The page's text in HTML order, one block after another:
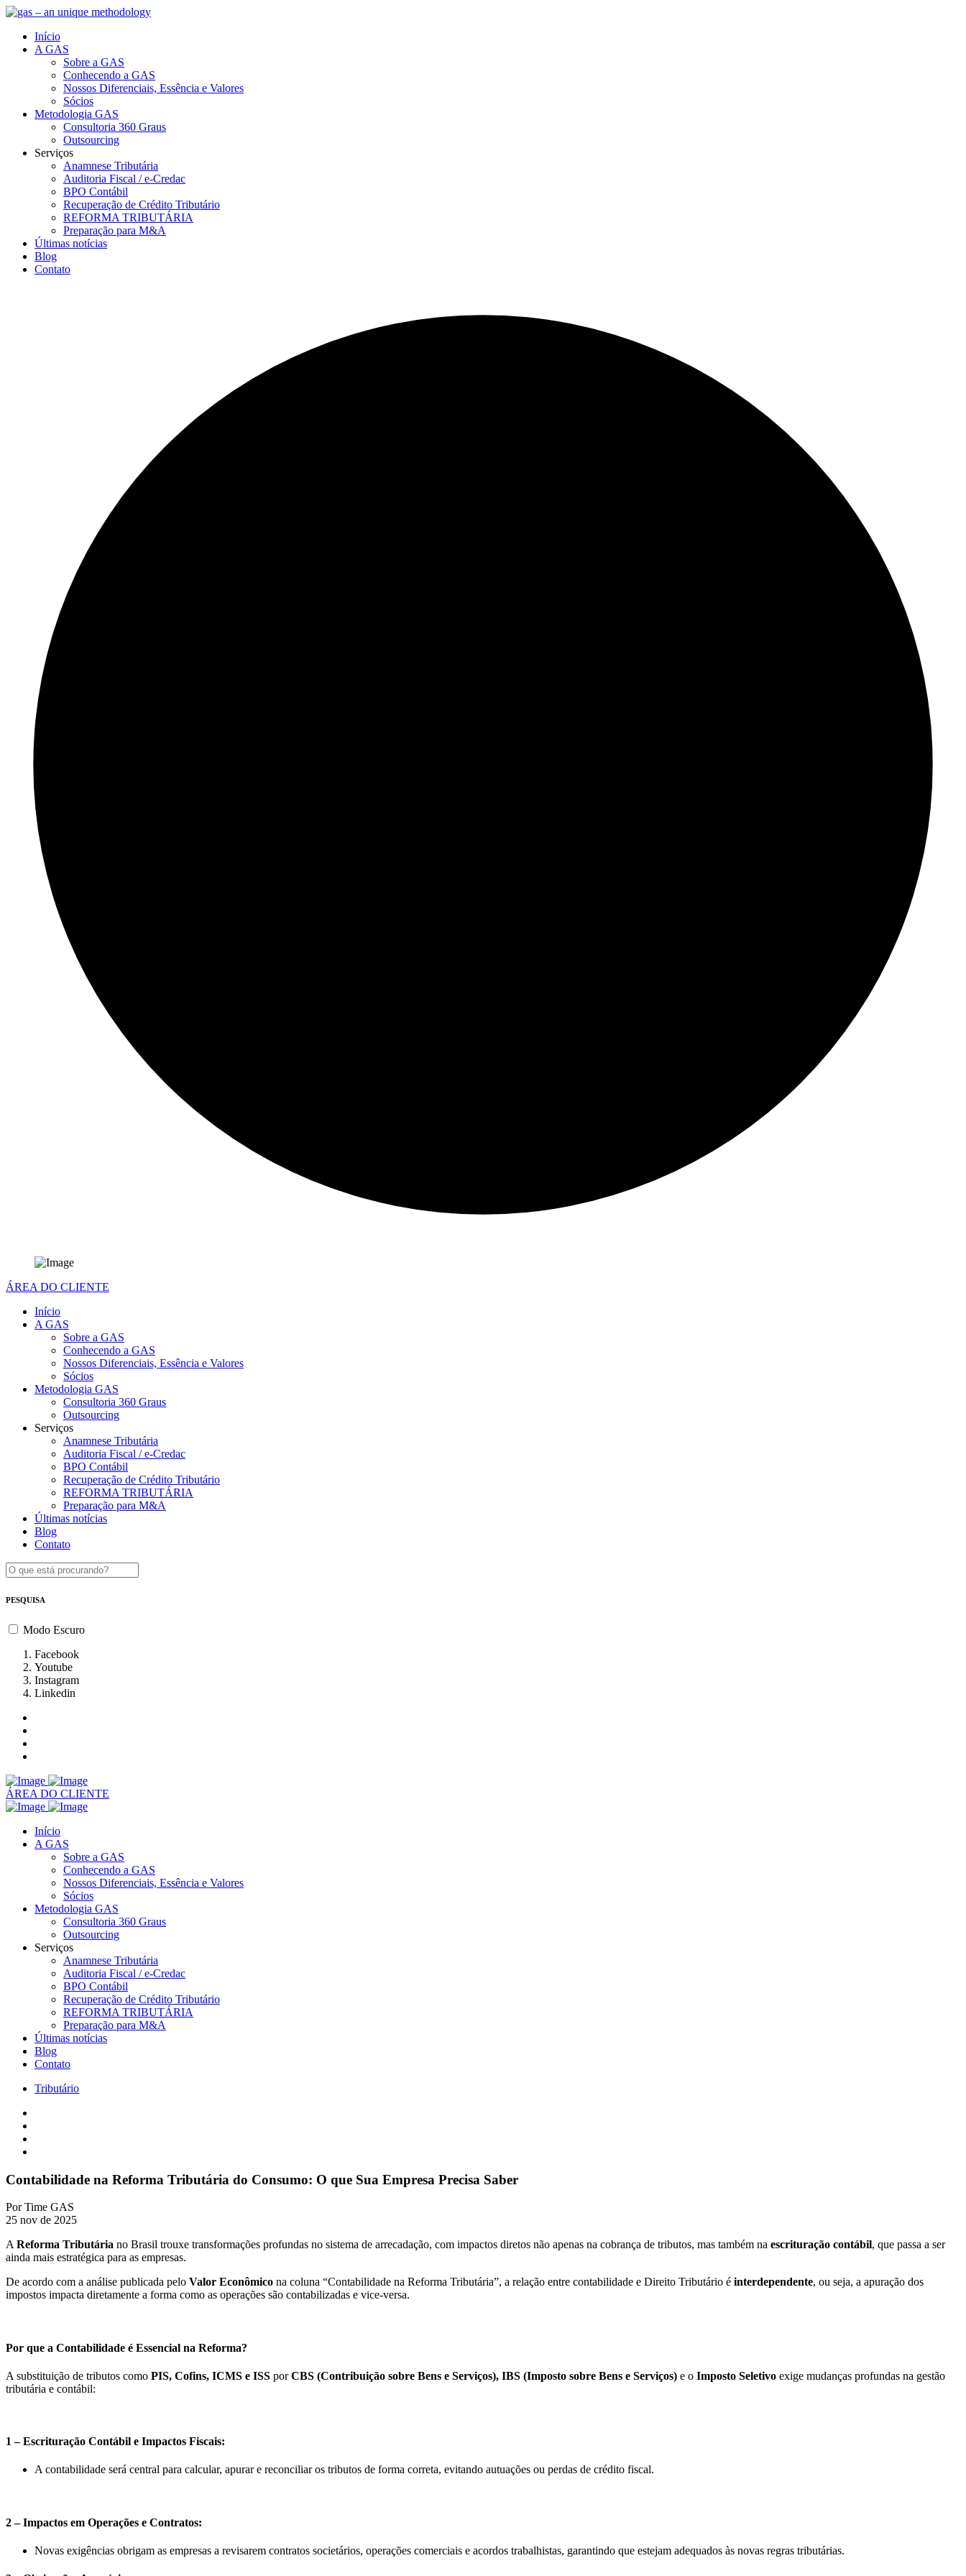
Início
A GAS
Sobre a GAS
Conhecendo a GAS
Nossos Diferenciais, Essência e Valores
Sócios
Metodologia GAS
Consultoria 360 Graus
Outsourcing
Serviços
Anamnese Tributária
Auditoria Fiscal / e-Credac
BPO Contábil
Recuperação de Crédito Tributário
REFORMA TRIBUTÁRIA
Preparação para M&A
Últimas notícias
Blog
Contato
ÁREA DO CLIENTE
Início
A GAS
Sobre a GAS
Conhecendo a GAS
Nossos Diferenciais, Essência e Valores
Sócios
Metodologia GAS
Consultoria 360 Graus
Outsourcing
Serviços
Anamnese Tributária
Auditoria Fiscal / e-Credac
BPO Contábil
Recuperação de Crédito Tributário
REFORMA TRIBUTÁRIA
Preparação para M&A
Últimas notícias
Blog
Contato
PESQUISA
Modo Escuro
Facebook
Youtube
Instagram
Linkedin
ÁREA DO CLIENTE
Início
A GAS
Sobre a GAS
Conhecendo a GAS
Nossos Diferenciais, Essência e Valores
Sócios
Metodologia GAS
Consultoria 360 Graus
Outsourcing
Serviços
Anamnese Tributária
Auditoria Fiscal / e-Credac
BPO Contábil
Recuperação de Crédito Tributário
REFORMA TRIBUTÁRIA
Preparação para M&A
Últimas notícias
Blog
Contato
Tributário
Contabilidade na Reforma Tributária do Consumo: O que Sua Empresa Precisa Saber
PorTime GAS
25 nov de 2025
A Reforma Tributária no Brasil trouxe transformações profundas no sistema de arrecadação, com impactos diretos não apenas na cobrança de tributos, mas também na escrituração contábil, que passa a ser
ainda mais estratégica para as empresas.
De acordo com a análise publicada pelo Valor Econômico na coluna “Contabilidade na Reforma Tributária”, a relação entre contabilidade e Direito Tributário é interdependente, ou seja, a apuração dos
impostos impacta diretamente a forma como as operações são contabilizadas e vice-versa.
Por que a Contabilidade é Essencial na Reforma?
A substituição de tributos como PIS, Cofins, ICMS e ISS porCBS (Contribuição sobre Bens e Serviços), IBS (Imposto sobre Bens e Serviços) e o Imposto Seletivo exige mudanças profundas na gestão
tributária e contábil:
1 – Escrituração Contábil e Impactos Fiscais:
A contabilidade será central para calcular, apurar e reconciliar os tributos de forma correta, evitando autuações ou perdas de crédito fiscal.
2 – Impactos em Operações e Contratos:
Novas exigências obrigam as empresas a revisarem contratos societários, operações comerciais e acordos trabalhistas, garantindo que estejam adequados às novas regras tributárias.